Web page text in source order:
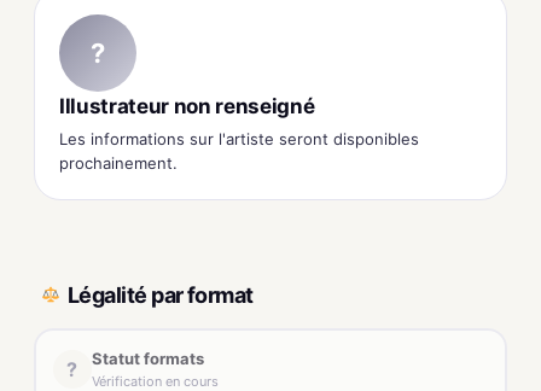
?
Illustrateur non renseigné
Les informations sur l'artiste seront disponibles
prochainement.
Légalité par format
? Statut formats
Vérification en cours